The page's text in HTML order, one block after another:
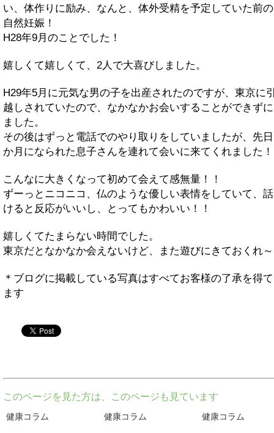
い、体作りに励み、なんと、体外受精を予定していた前
自然妊娠！
H28年9月のことでした！
嬉しくて嬉しくて、2人で大喜びしました。
H29年5月に元気な男の子を出産されたのですが、東京に
越しされていたので、なかなかお会いすることができず
ました。
その後はずっと電話でのやり取りをしていましたが、先
か月になられた息子さんを連れて会いに来てくれました！
こんなに大きくなって初めて会えて感無量！！
ずーっとニコニコ、仏のような優しい表情をしていて、
けると反応がいいし、とってもかわいい！！
嬉しくてたまらない時間でした。
東京だとなかなか会えないけど、また遊びにきておくれ
＊ブログに掲載している写真はすべてお客様の了承を得
ます
このページを見た方は、このページも見ています
健康コラム 健康コラム 健康コラム